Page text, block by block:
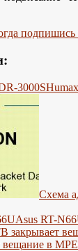
Схема
Asus RT-
вещание в